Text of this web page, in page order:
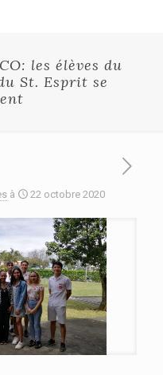
les élèves du
St. Esprit se
à 22 octobre 2020